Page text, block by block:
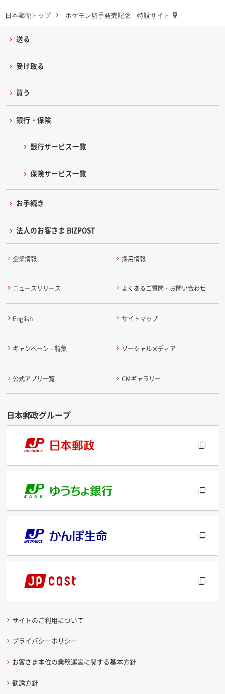
日本郵便トップ ポケモン切手発売記念 特設サイト
送る
受け取る
買う
銀行・保険
銀行サービス一覧
保険サービス一覧
お手続き
法人のお客さま BIZPOST
企業情報 採用情報
ニュースリリース よくあるご質問・お問い合わせ
English サイトマップ
キャンペーン・特集 ソーシャルメディア
公式アプリ一覧 CMギャラリー
サイトのご利用について
プライバシーポリシー
お客さま本位の業務運営に関する基本方針
勧誘方針